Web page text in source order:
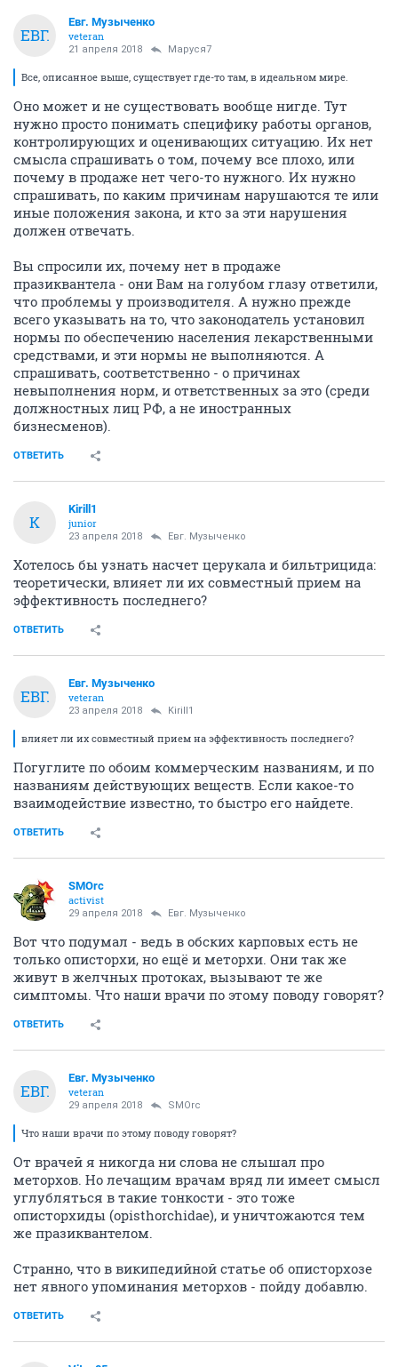
ЕВГ.
Евг. Музыченко
veteran
21 апреля 2018 Маруся7
Все, описанное выше, существует где-то там, в идеальном мире.
Оно может и не существовать вообще нигде. Тут
нужно просто понимать специфику работы органов,
контролирующих и оценивающих ситуацию. Их нет
смысла спрашивать о том, почему все плохо, или
почему в продаже нет чего-то нужного. Их нужно
спрашивать, по каким причинам нарушаются те или
иные положения закона, и кто за эти нарушения
должен отвечать.
Вы спросили их, почему нет в продаже
празиквантела - они Вам на голубом глазу ответили,
что проблемы у производителя. А нужно прежде
всего указывать на то, что законодатель установил
нормы по обеспечению населения лекарственными
средствами, и эти нормы не выполняются. А
спрашивать, соответственно - о причинах
невыполнения норм, и ответственных за это (среди
должностных лиц РФ, а не иностранных
бизнесменов).
ОТВЕТИТЬ
K
Kirill1
junior
23 апреля 2018 Евг. Музыченко
Хотелось бы узнать насчет церукала и бильтрицида:
теоретически, влияет ли их совместный прием на
эффективность последнего?
ОТВЕТИТЬ
ЕВГ.
Евг. Музыченко
veteran
23 апреля 2018 Kirill1
влияет ли их совместный прием на эффективность последнего?
Погуглите по обоим коммерческим названиям, и по
названиям действующих веществ. Если какое-то
взаимодействие известно, то быстро его найдете.
ОТВЕТИТЬ
SMOrc
activist
29 апреля 2018 Евг. Музыченко
Вот что подумал - ведь в обских карповых есть не
только описторхи, но ещё и меторхи. Они так же
живут в желчных протоках, вызывают те же
симптомы. Что наши врачи по этому поводу говорят?
ОТВЕТИТЬ
ЕВГ.
Евг. Музыченко
veteran
29 апреля 2018 SMOrc
Что наши врачи по этому поводу говорят?
От врачей я никогда ни слова не слышал про
меторхов. Но лечащим врачам вряд ли имеет смысл
углубляться в такие тонкости - это тоже
описторхиды (opisthorchidae), и уничтожаются тем
же празиквантелом.
Странно, что в википедийной статье об описторхозе
нет явного упоминания меторхов - пойду добавлю.
ОТВЕТИТЬ